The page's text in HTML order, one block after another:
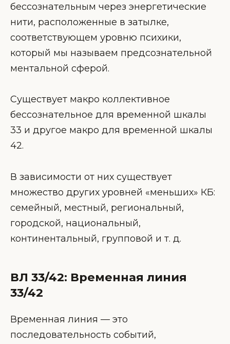
бессознательным через энергетические
нити, расположенные в затылке,
соответствующем уровню психики,
который мы называем предсознательной
ментальной сферой.
Существует макро коллективное
бессознательное для временной шкалы
33 и другое макро для временной шкалы
42.
В зависимости от них существует
множество других уровней «меньших» КБ:
семейный, местный, региональный,
городской, национальный,
континентальный, групповой и т. д.
ВЛ 33/42: Временная линия
33/42
Временная линия — это
последовательность событий,